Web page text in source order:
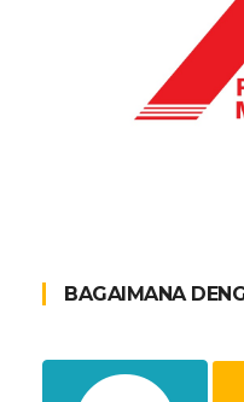
BAGAIMANA